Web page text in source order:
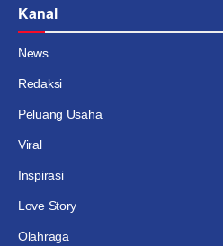
Kanal
News
Redaksi
Peluang Usaha
Viral
Inspirasi
Love Story
Olahraga